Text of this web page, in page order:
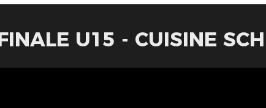
U15 - CUISINE